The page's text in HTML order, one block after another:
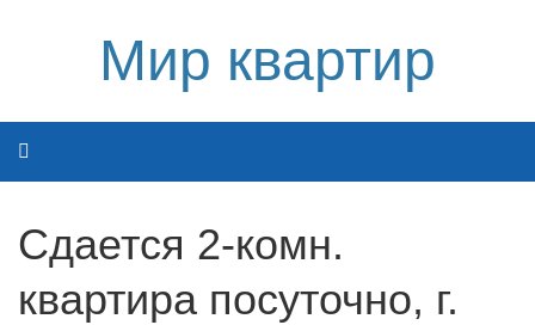
Мир квартир
Сдается 2-комн.
квартира посуточно, г.